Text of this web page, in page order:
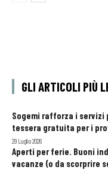
GLI ARTICOLI PIÙ
Sogemi rafforza i
tessera gratuita per i
29 Luglio 2026
Aperti per ferie. Buoni
vacanze (o da scorprire